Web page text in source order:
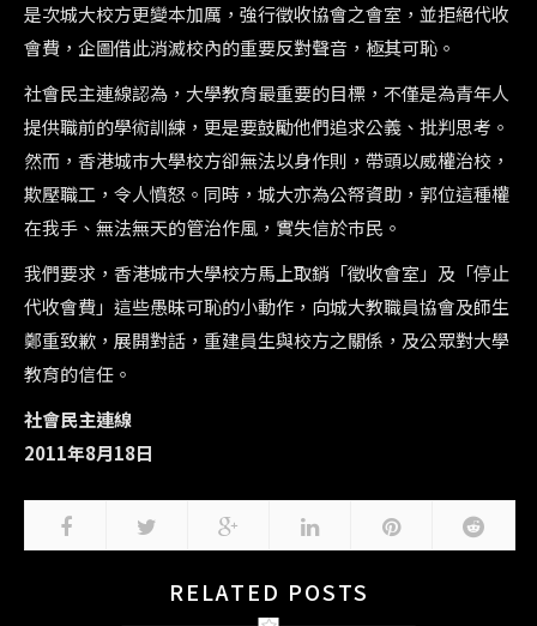
是次城大校方更變本加厲，強行徵收協會之會室，並拒絕代收
會費，企圖借此消滅校內的重要反對聲音，極其可恥。
社會民主連線認為，大學教育最重要的目標，不僅是為青年人
提供職前的學術訓練，更是要鼓勵他們追求公義、批判思考。
然而，香港城巿大學校方卻無法以身作則，帶頭以威權治校，
欺壓職工，令人憤怒。同時，城大亦為公帑資助，郭位這種權
在我手、無法無天的管治作風，實失信於巿民。
我們要求，香港城巿大學校方馬上取銷「徵收會室」及「停止
代收會費」這些愚昧可恥的小動作，向城大教職員協會及師生
鄭重致歉，展開對話，重建員生與校方之關係，及公眾對大學
教育的信任。
社會民主連線
2011年8月18日
RELATED POSTS